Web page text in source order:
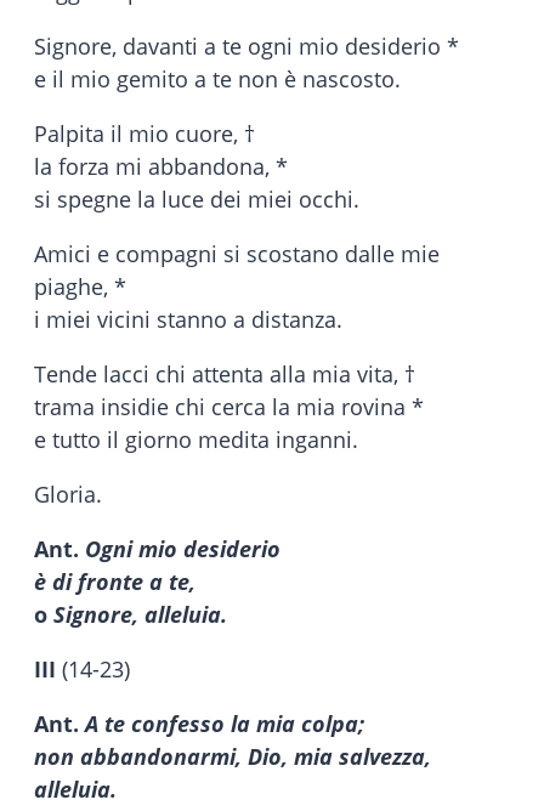
Signore, davanti a te ogni mio desiderio *
e il mio gemito a te non è nascosto.
Palpita il mio cuore, †
la forza mi abbandona, *
si spegne la luce dei miei occhi.
Amici e compagni si scostano dalle mie
piaghe, *
i miei vicini stanno a distanza.
Tende lacci chi attenta alla mia vita, †
trama insidie chi cerca la mia rovina *
e tutto il giorno medita inganni.
Gloria.
Ant. Ogni mio desiderio
è di fronte a te,
o Signore, alleluia.
III (14-23)
Ant.A te confesso la mia colpa;
non abbandonarmi, Dio, mia salvezza,
alleluia.